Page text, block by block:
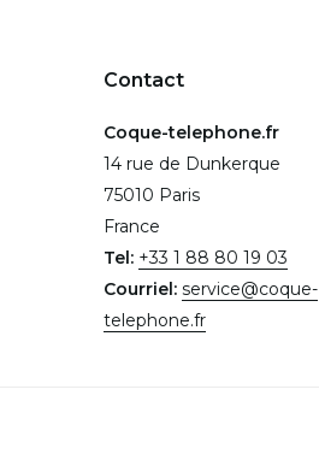
Contact
Coque-telephone.fr
14 rue de Dunkerque
75010 Paris
France
Tel: +33 1 88 80 19 03
Courriel: service@coque-
telephone.fr